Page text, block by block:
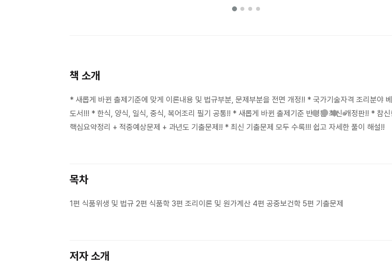
책 소개
* 새롭게 바뀐 출제기준에 맞게 이론내용 및 법규부분, 문제부분을 전면 개정!! * 국가기술자격 조리분야
도서!!! * 한식, 양식, 일식, 중식, 복어조리 필기 공통!! * 새롭게 바뀐 출제기준 반영된 최신 개정판!! * 참신
핵심요약정리 + 적중예상문제 + 과년도 기출문제!! * 최신 기출문제 모두 수록!!! 쉽고 자세한 풀이 해설!!
목차
1편 식품위생 및 법규 2편 식품학 3편 조리이론 및 원가계산 4편 공중보건학 5편 기출문제
저자 소개